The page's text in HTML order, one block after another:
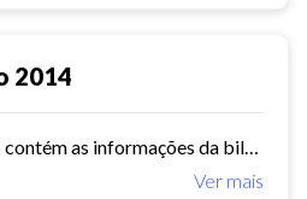
2014
Ver mais